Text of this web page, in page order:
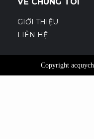
GIỚI THIỆU
LIÊN HỆ
Copyright